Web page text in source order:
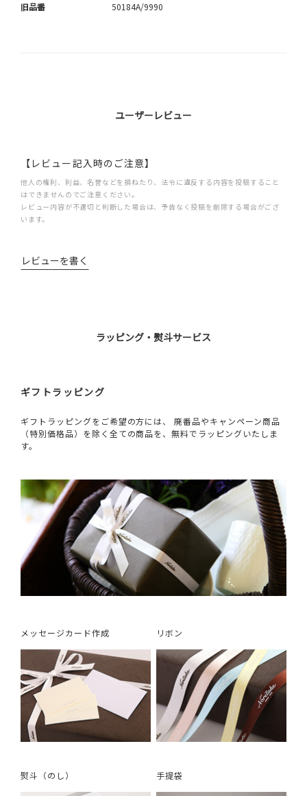
旧品番 50184A/9990
ユーザーレビュー
【レビュー記入時のご注意】
他人の権利、利益、名誉などを損ねたり、法令に違反する内容を投稿すること
はできませんのでご注意ください。
レビュー内容が不適切と判断した場合は、予告なく投稿を削除する場合がござ
います。
レビューを書く
ラッピング・熨斗サービス
ギフトラッピング
ギフトラッピングをご希望の方には、 廃番品やキャンペーン商品
（特別価格品）を除く全ての商品を、無料でラッピングいたしま
す。
メッセージカード作成 リボン
熨斗（のし） 手提袋